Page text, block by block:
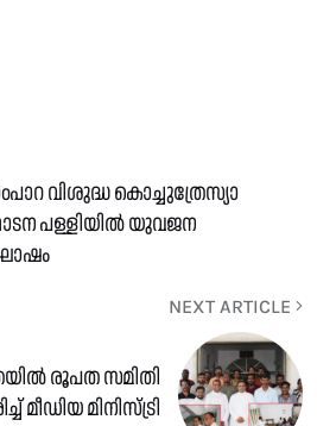
വിശുദ്ധ കൊച്ചുത്രേസ്യാ
പള്ളിയിൽ യുവജന
NEXT ARTICLE
രൂപത സമിതി
മീഡിയ മിനിസ്ട്രി